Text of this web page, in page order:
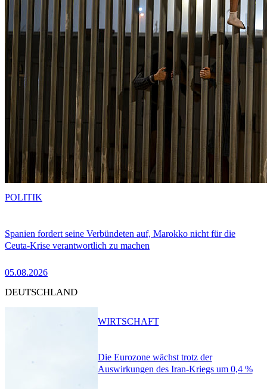
Spanien fordert seine Verbündeten auf, Marokko nicht für die
Ceuta-Krise verantwortlich zu machen
05.08.2026
POLITIK
DEUTSCHLAND
Die Eurozone wächst trotz der
Auswirkungen des Iran-Kriegs um 0,4 %
WIRTSCHAFT